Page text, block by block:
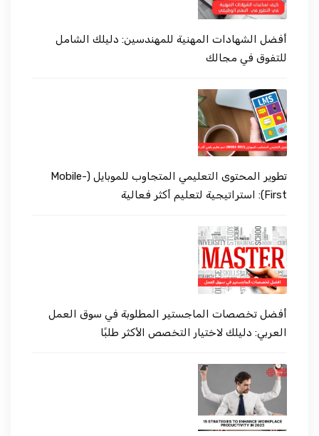
أفضل الشهادات المهنية للمهندسين: دليلك الشامل
للتفوق في مجالك
تطوير المحتوى التعليمي المتجاوب للموبايل (Mobile-
First): استراتيجية لتعليم أكثر فعالية
أفضل تخصصات الماجستير المطلوبة في سوق العمل
العربي: دليلك لاختيار التخصص الأكثر طلبًا